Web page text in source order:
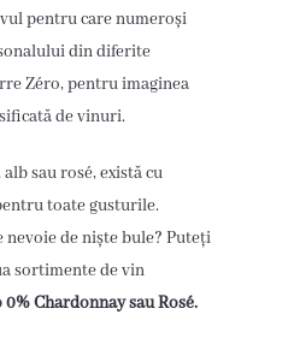
pentru care numeroși
din diferite
Zéro, pentru imaginea
de vinuri.
sau rosé, există cu
toate gusturile.
nevoie de niște bule? Puteți
sortimente de vin
Chardonnay sau Rosé.